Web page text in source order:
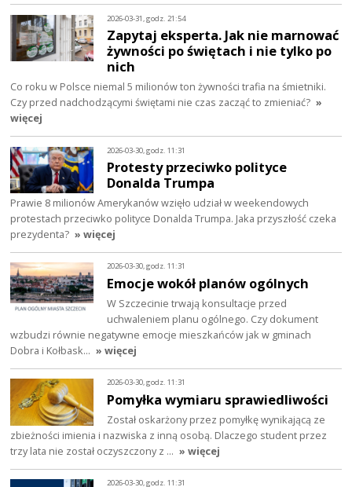
2026-03-31, godz. 21:54
Zapytaj eksperta. Jak nie marnować
żywności po świętach i nie tylko po
nich
Co roku w Polsce niemal 5 milionów ton żywności trafia na śmietniki.
Czy przed nadchodzącymi świętami nie czas zacząć to zmieniać? »
więcej
2026-03-30, godz. 11:31
Protesty przeciwko polityce
Donalda Trumpa
Prawie 8 milionów Amerykanów wzięło udział w weekendowych
protestach przeciwko polityce Donalda Trumpa. Jaka przyszłość czeka
prezydenta? » więcej
2026-03-30, godz. 11:31
Emocje wokół planów ogólnych
W Szczecinie trwają konsultacje przed
uchwaleniem planu ogólnego. Czy dokument
wzbudzi równie negatywne emocje mieszkańców jak w gminach
Dobra i Kołbask… » więcej
2026-03-30, godz. 11:31
Pomyłka wymiaru sprawiedliwości
Został oskarżony przez pomyłkę wynikającą ze
zbieżności imienia i nazwiska z inną osobą. Dlaczego student przez
trzy lata nie został oczyszczony z … » więcej
2026-03-30, godz. 11:31